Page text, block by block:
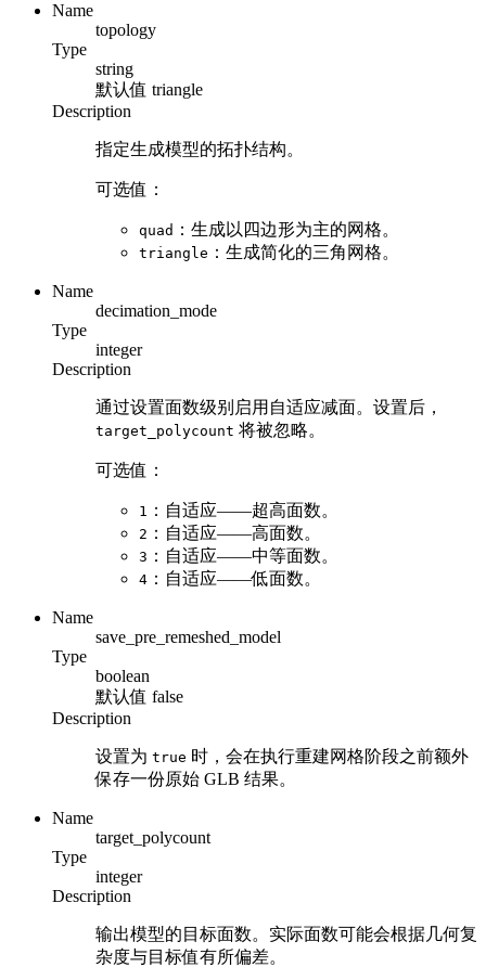
Name
topology
Type
string
默认值 triangle
Description
指定生成模型的拓扑结构。
可选值：
quad ：生成以四边形为主的网格。
triangle ：生成简化的三角网格。
Name
decimation_mode
Type
integer
Description
通过设置面数级别启用自适应减面。设置后，
target_polycount 将被忽略。
可选值：
1 ：自适应——超高面数。
2 ：自适应——高面数。
3 ：自适应——中等面数。
4 ：自适应——低面数。
Name
save_pre_remeshed_model
Type
boolean
默认值 false
Description
设置为 true 时，会在执行重建网格阶段之前额外
保存一份原始 GLB 结果。
Name
target_polycount
Type
integer
Description
输出模型的目标面数。实际面数可能会根据几何复
杂度与目标值有所偏差。